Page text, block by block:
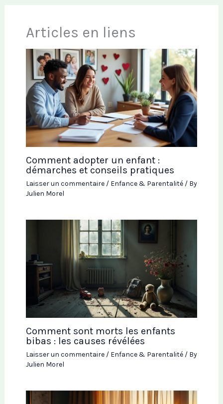
Articles en liens
Comment adopter un enfant :
démarches et conseils pratiques
Laisser un commentaire / Enfance & Parentalité/ By
Julien Morel
Comment sont morts les enfants
bibas : les causes révélées
Laisser un commentaire / Enfance & Parentalité/ By
Julien Morel